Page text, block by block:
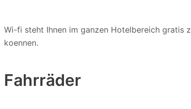
Wi-fi steht Ihnen im ganzen Hotelbereich gratis
koennen.
Fahrräder